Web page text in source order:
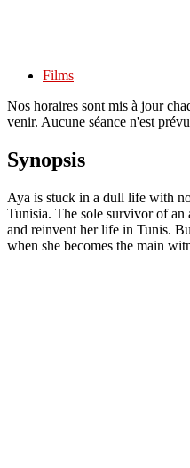
Films
Nos horaires sont mis à jour
venir. Aucune séance n'est
Synopsis
Aya is stuck in a dull life with
Tunisia. The sole survivor of an
and reinvent her life in Tunis.
when she becomes the main